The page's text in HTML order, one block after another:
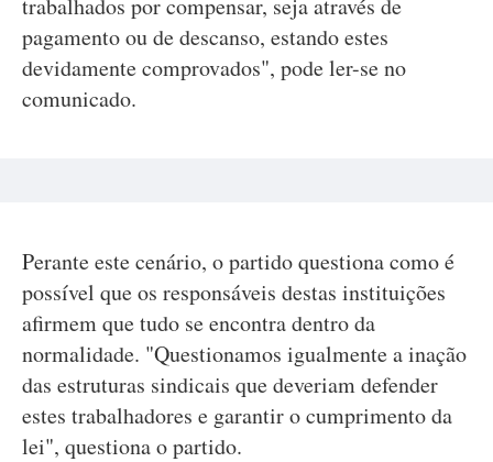
trabalhados por compensar, seja através de
pagamento ou de descanso, estando estes
devidamente comprovados", pode ler-se no
comunicado.
Perante este cenário, o partido questiona como é
possível que os responsáveis destas instituições
afirmem que tudo se encontra dentro da
normalidade. "Questionamos igualmente a inação
das estruturas sindicais que deveriam defender
estes trabalhadores e garantir o cumprimento da
lei", questiona o partido.